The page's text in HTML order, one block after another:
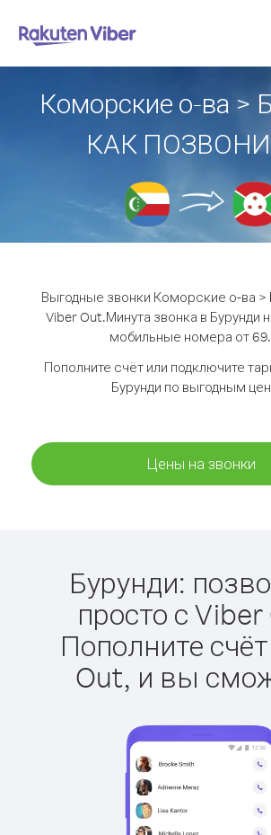
Коморские о-ва >
КАК
Выгодные звонки Коморские о-ва >
Viber Out.Минута звонка в Бурунди
мобильные номера от
Пополните счёт или подключите
Бурунди по выгодным
Цены на звонки
Бурунди:
просто с
Пополните
Out, и вы